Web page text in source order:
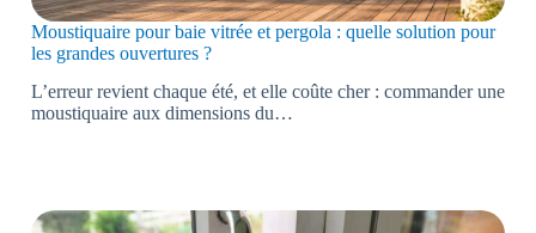
Moustiquaire pour baie vitrée et pergola : quelle solution pour
les grandes ouvertures ?
L’erreur revient chaque été, et elle coûte cher : commander une
moustiquaire aux dimensions du…